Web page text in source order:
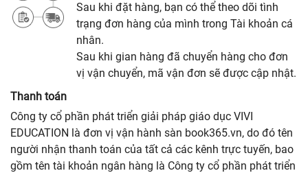
Sau khi đặt hàng, bạn có thể theo dõi tình
trạng đơn hàng của mình trong Tài khoản cá
nhân.
Sau khi gian hàng đã chuyển hàng cho đơn
vị vận chuyển, mã vận đơn sẽ được cập nhật.
Thanh toán
Công ty cổ phần phát triển giải pháp giáo dục VIVI
EDUCATION là đơn vị vận hành sàn book365.vn, do đó tên
người nhận thanh toán của tất cả các kênh trực tuyến, bao
gồm tên tài khoản ngân hàng là Công ty cổ phần phát triển